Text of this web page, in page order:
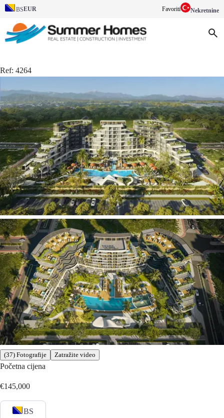
BSEUR Favoriti Nekretnine
Ref: 4264
(37) Fotografije Zatražite video
Početna cijena
€145,000
BS